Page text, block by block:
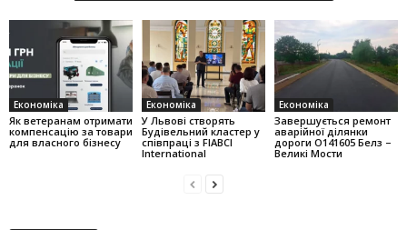
Економіка
Як ветеранам отримати
компенсацію за товари
для власного бізнесу
Економіка
У Львові створять
Будівельний кластер у
співпраці з FIABCI
International
Економіка
Завершується ремонт
аварійної ділянки
дороги О141605 Белз –
Великі Мости